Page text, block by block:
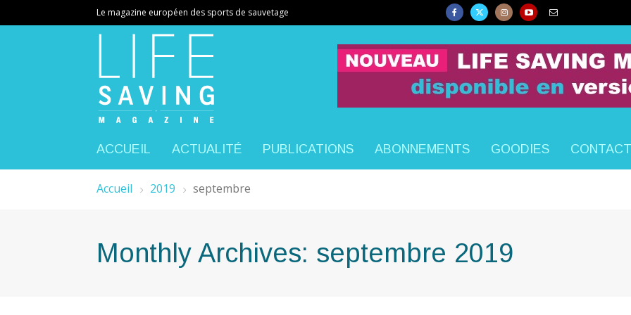
Le magazine européen des sports de sauvetage
ACCUEIL ACTUALITÉ PUBLICATIONS ABONNEMENTS GOODIES CONTACT
Accueil 2019 septembre
Monthly Archives: septembre 2019